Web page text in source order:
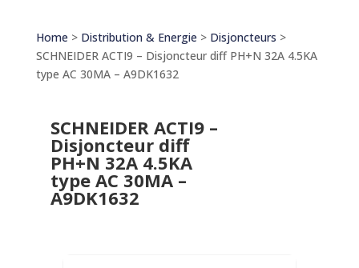
Home > Distribution & Energie > Disjoncteurs >
SCHNEIDER ACTI9 – Disjoncteur diff PH+N 32A 4.5KA
type AC 30MA – A9DK1632
SCHNEIDER ACTI9 –
Disjoncteur diff
PH+N 32A 4.5KA
type AC 30MA –
A9DK1632